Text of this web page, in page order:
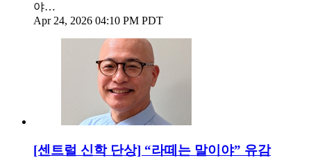
야…
Apr 24, 2026 04:10 PM PDT
[센트럴 신학 단상] “라떼는 말이야” 유감